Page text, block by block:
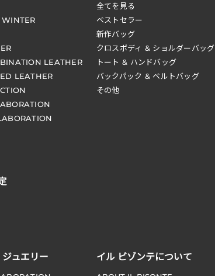
LEATHER
LEATHER
全てを見る
ベストセラー
新作バッグ
クロスボディ & ショルダーバッグ
トート & ハンドバッグ
バックパック & ベルトバッグ
その他
ュエリー イル ビゾンテについて